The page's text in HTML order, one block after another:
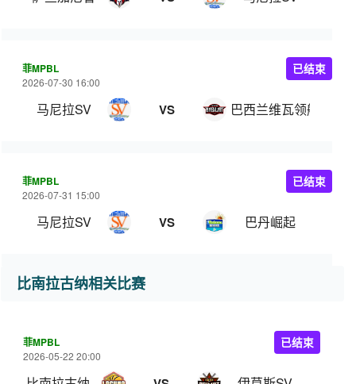
菲MPBL
2026-07-30 16:00
马尼拉SV VS 巴西兰维瓦领航
已结束
菲MPBL
2026-07-31 15:00
马尼拉SV VS 巴丹崛起
已结束
比南拉古纳相关比赛
菲MPBL
2026-05-22 20:00
已结束